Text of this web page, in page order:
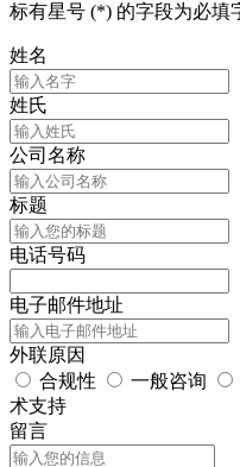
标有星号 (*) 的字段为必填
姓名
姓氏
公司名称
标题
电话号码
电子邮件地址
外联原因
合规性
一般咨询
术支持
留言